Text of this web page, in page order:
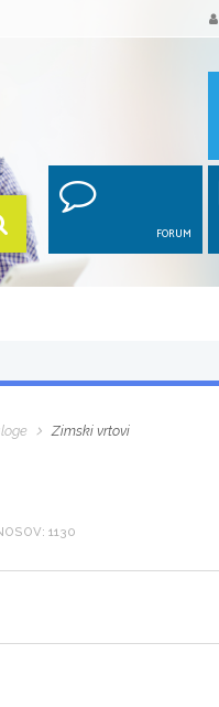
FORUM
Zimski vrtovi
1130